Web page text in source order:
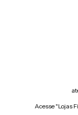
Acesse "Lojas